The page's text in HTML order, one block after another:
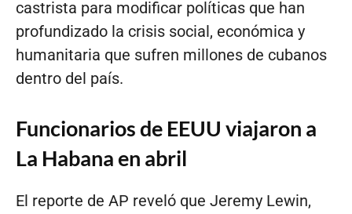
castrista para modificar políticas que han
profundizado la crisis social, económica y
humanitaria que sufren millones de cubanos
dentro del país.
Funcionarios de EEUU viajaron a
La Habana en abril
El reporte de AP reveló que Jeremy Lewin,